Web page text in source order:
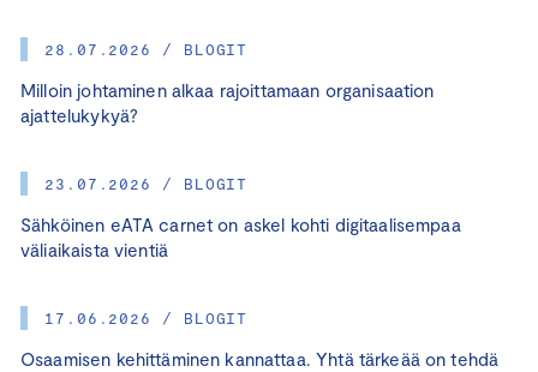
28.07.2026 / BLOGIT
Milloin johtaminen alkaa rajoittamaan organisaation
ajattelukykyä?
23.07.2026 / BLOGIT
Sähköinen eATA carnet on askel kohti digitaalisempaa
väliaikaista vientiä
17.06.2026 / BLOGIT
Osaamisen kehittäminen kannattaa. Yhtä tärkeää on tehdä